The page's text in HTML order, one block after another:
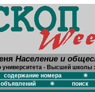
Население и
университета - Высшей школы
содержание номера
поиск